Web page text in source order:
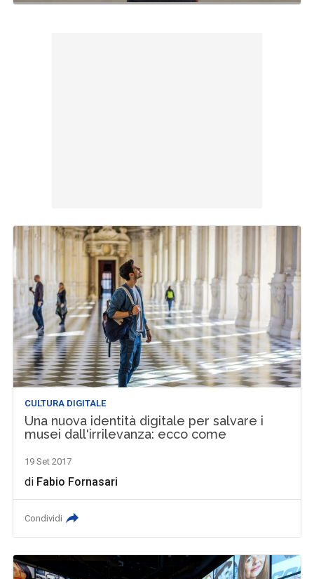
CULTURA DIGITALE
Una nuova identità digitale per salvare i
musei dall'irrilevanza: ecco come
19 Set 2017
di Fabio Fornasari
Condividi